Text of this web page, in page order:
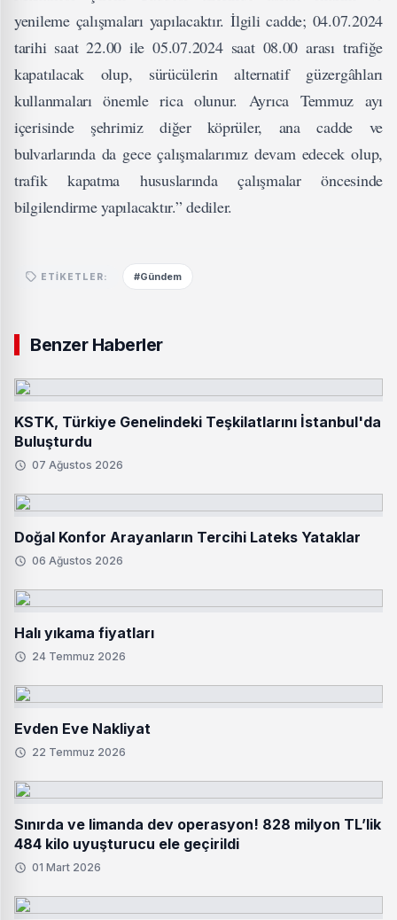
yenileme çalışmaları yapılacaktır. İlgili cadde; 04.07.2024
tarihi saat 22.00 ile 05.07.2024 saat 08.00 arası trafiğe
kapatılacak olup, sürücülerin alternatif güzergâhları
kullanmaları önemle rica olunur. Ayrıca Temmuz ayı
içerisinde şehrimiz diğer köprüler, ana cadde ve
bulvarlarında da gece çalışmalarımız devam edecek olup,
trafik kapatma hususlarında çalışmalar öncesinde
bilgilendirme yapılacaktır.” dediler.
ETIKETLER: #Gündem
Benzer Haberler
KSTK, Türkiye Genelindeki Teşkilatlarını İstanbul'da
Buluşturdu
07 Ağustos 2026
Doğal Konfor Arayanların Tercihi Lateks Yataklar
06 Ağustos 2026
Halı yıkama fiyatları
24 Temmuz 2026
Evden Eve Nakliyat
22 Temmuz 2026
Sınırda ve limanda dev operasyon! 828 milyon TL’lik
484 kilo uyuşturucu ele geçirildi
01 Mart 2026